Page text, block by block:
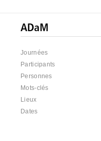
Journées
Participants
Personnes
Mots-clés
Lieux
Dates